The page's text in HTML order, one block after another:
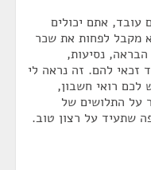
עובד, אתם יכולים
מקבל לפחות את שכר
נסיעות,
זכאי להם. זה נראה לי
רואי חשבון,
על התלושים של
שתעיד על רצון טוב.